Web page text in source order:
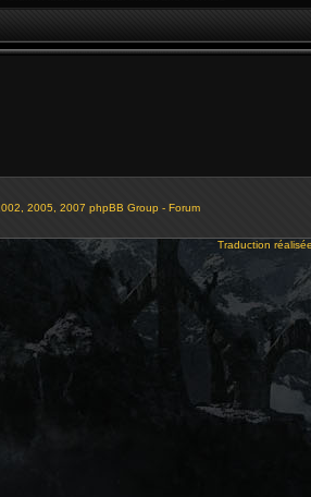
2005, 2007 phpBB Group - Forum
Traduction